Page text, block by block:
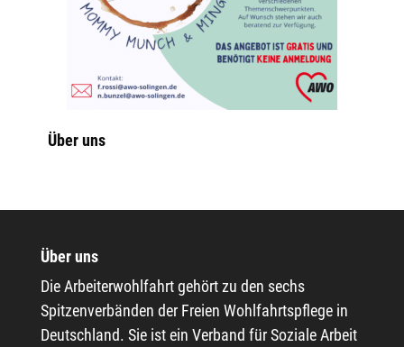
Über uns
Über uns
Die Arbeiterwohlfahrt gehört zu den sechs
Spitzenverbänden der Freien Wohlfahrtspflege in
Deutschland. Sie ist ein Verband für Soziale Arbeit